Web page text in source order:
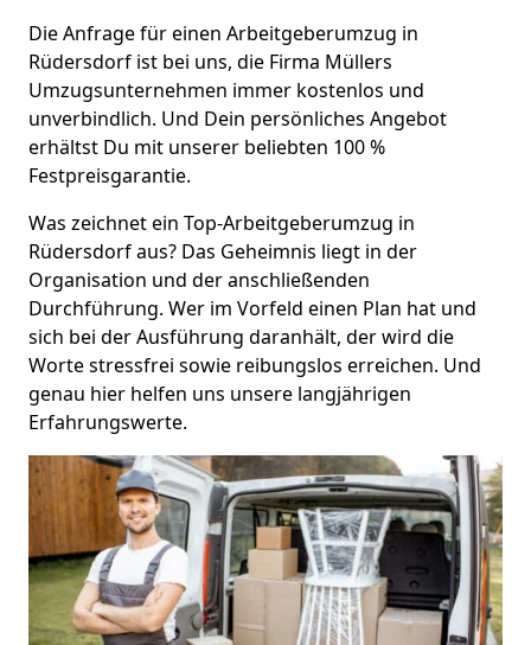
Die Anfrage für einen Arbeitgeberumzug in
Rüdersdorf ist bei uns, die Firma Müllers
Umzugsunternehmen immer kostenlos und
unverbindlich. Und Dein persönliches Angebot
erhältst Du mit unserer beliebten 100 %
Festpreisgarantie.
Was zeichnet ein Top-Arbeitgeberumzug in
Rüdersdorf aus? Das Geheimnis liegt in der
Organisation und der anschließenden
Durchführung. Wer im Vorfeld einen Plan hat und
sich bei der Ausführung daranhält, der wird die
Worte stressfrei sowie reibungslos erreichen. Und
genau hier helfen uns unsere langjährigen
Erfahrungswerte.